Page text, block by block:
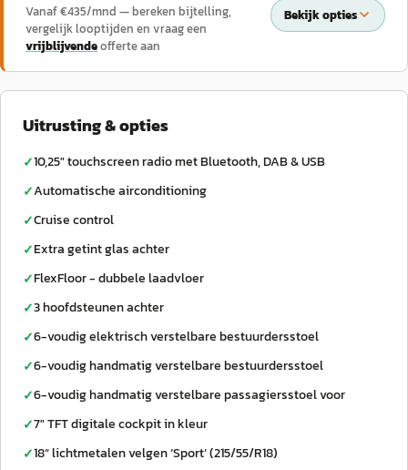
Vanaf €435/mnd — bereken bijtelling,
vergelijk looptijden en vraag een
vrijblijvendeofferte aan
Bekijk opties
Uitrusting & opties
✓10,25" touchscreen radio met Bluetooth, DAB & USB
✓Automatische airconditioning
✓Cruise control
✓Extra getint glas achter
✓FlexFloor - dubbele laadvloer
✓3 hoofdsteunen achter
✓6-voudig elektrisch verstelbare bestuurdersstoel
✓6-voudig handmatig verstelbare bestuurdersstoel
✓6-voudig handmatig verstelbare passagiersstoel voor
✓7" TFT digitale cockpit in kleur
✓18“ lichtmetalen velgen ‘Sport’ (215/55/R18)